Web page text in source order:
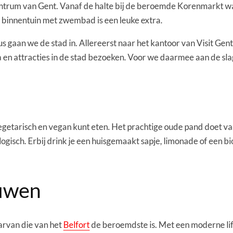
van Gent. Vanaf de halte bij de beroemde Korenmarkt
met zwembad is een leuke extra.
gaan we de stad in. Allereerst naar het kantoor van Visit
attracties in de stad bezoeken. Voor we daarmee aan de
en vegan kunt eten. Het prachtige oude pand doet
Erbij drink je een huisgemaakt sapje, limonade of
die van hetBelfortde beroemdste is. Met een moderne